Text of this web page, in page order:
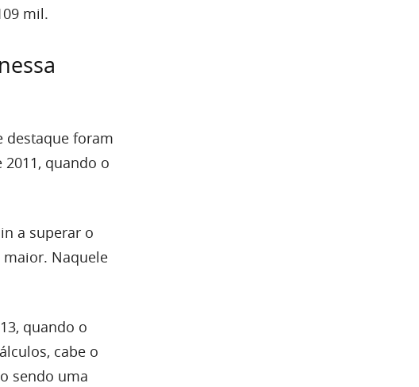
mil.
destaque foram
quando o
a superar o
maior. Naquele
quando o
cabe o
sendo uma